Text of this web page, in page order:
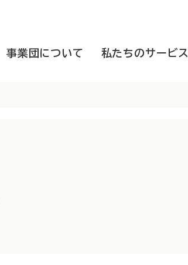
事業団について 私たちのサービス